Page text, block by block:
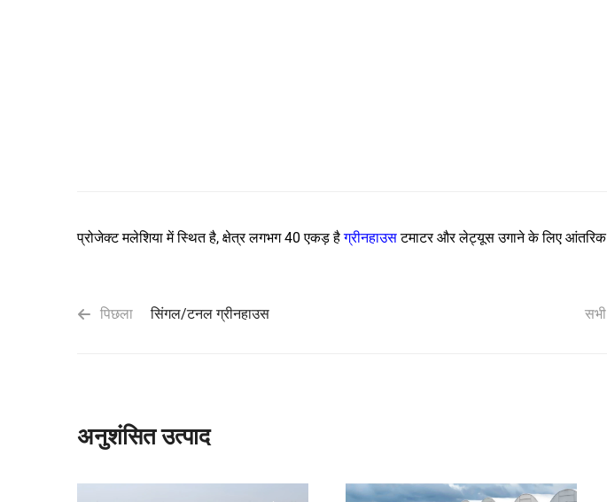
प्रोजेक्ट मलेशिया में स्थित है, क्षेत्र लगभग 40 एकड़ हैग्रीनहाउसटमाटर और लेट्यूस उगाने के लिए
पिछला सिंगल/टनल ग्रीनहाउस सभी
अनुशंसित उत्पाद